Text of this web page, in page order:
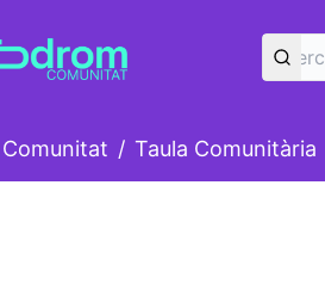
principal
Comunitat / Taula Comunitària